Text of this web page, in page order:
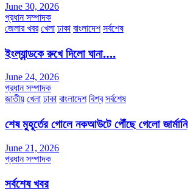
June 30, 2026
প্রধান সম্পাদক
জেলার খবর খেলা ঢাকা বাংলাদেশ সর্বশেষ
ইংল্যান্ডকে রুখে দিলো ঘানা….
June 24, 2026
প্রধান সম্পাদক
জাতীয় খেলা ঢাকা বাংলাদেশ বিশ্ব সর্বশেষ
শেষ মুহূর্তের গোলে নকআউটে পৌঁছে গেলো জার্মানি
June 21, 2026
প্রধান সম্পাদক
সর্বশেষ খবর